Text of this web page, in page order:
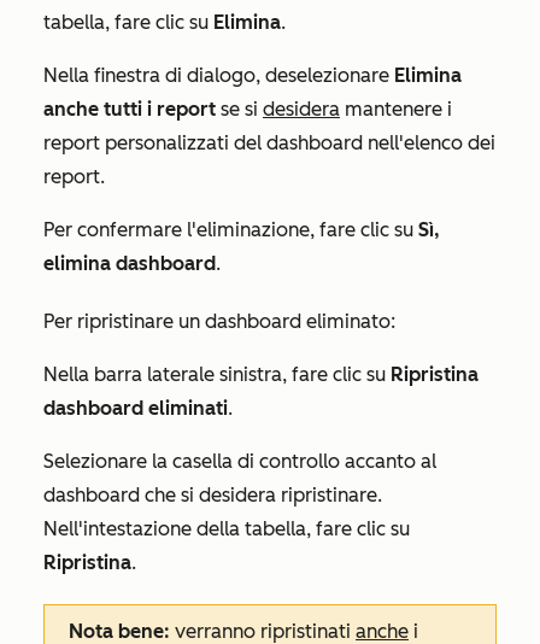
tabella, fare clic su Elimina.
Nella finestra di dialogo, deselezionare Elimina
anche tutti i report se si desidera mantenere i
report personalizzati del dashboard nell'elenco dei
report.
Per confermare l'eliminazione, fare clic su Sì,
elimina dashboard.
Per ripristinare un dashboard eliminato:
Nella barra laterale sinistra, fare clic su Ripristina
dashboard eliminati.
Selezionare la casella di controllo accanto al
dashboard che si desidera ripristinare.
Nell'intestazione della tabella, fare clic su
Ripristina.
Nota bene: verranno ripristinati anche i